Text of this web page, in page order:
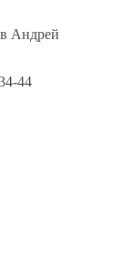
Андрей
44